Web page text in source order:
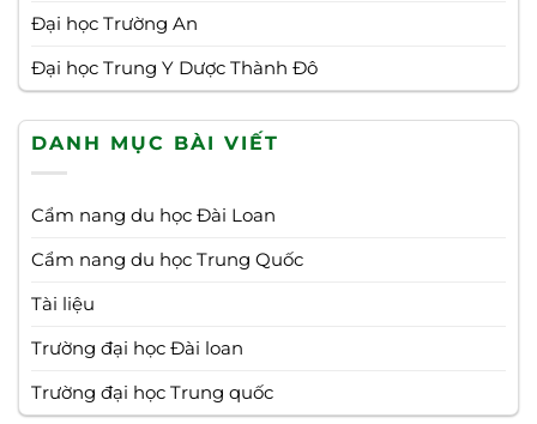
Đại học Trường An
Đại học Trung Y Dược Thành Đô
DANH MỤC BÀI VIẾT
Cẩm nang du học Đài Loan
Cẩm nang du học Trung Quốc
Tài liệu
Trường đại học Đài loan
Trường đại học Trung quốc